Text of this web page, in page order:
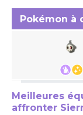
Pokémon à
Meilleures
affronter